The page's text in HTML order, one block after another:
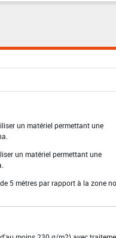
un matériel permettant une
un matériel permettant une
5 mètres par rapport à la zone